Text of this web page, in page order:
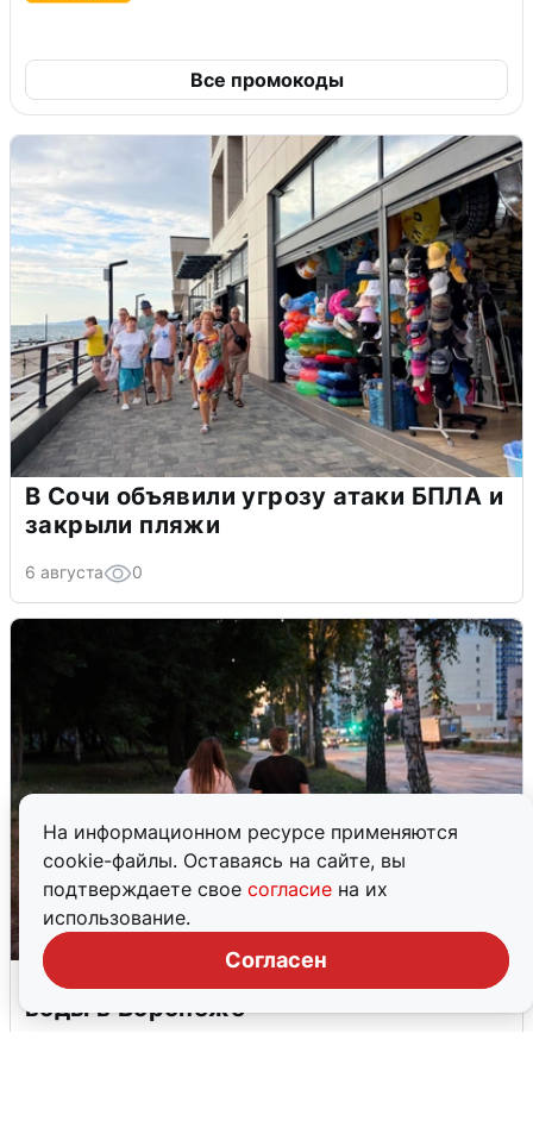
На информационном ресурсе применяются
cookie-файлы. Оставаясь на сайте, вы
подтверждаете свое согласие на их
использование.
Согласен
Все промокоды
В Сочи объявили угрозу атаки БПЛА и
закрыли пляжи
6 августа 0
Опубликована карта отключений
воды в Воронеже